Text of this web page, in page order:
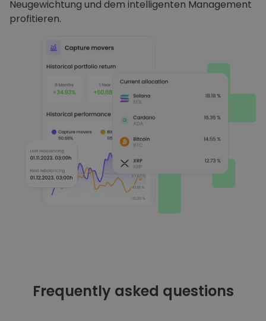
Neugewichtung und dem intelligenten Management
profitieren.
Frequently asked questions